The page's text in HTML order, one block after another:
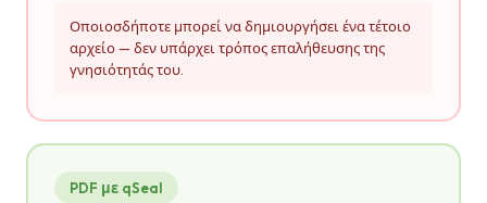
Οποιοσδήποτε μπορεί να δημιουργήσει ένα τέτοιο
αρχείο — δεν υπάρχει τρόπος επαλήθευσης της
γνησιότητάς του.
PDF με qSeal